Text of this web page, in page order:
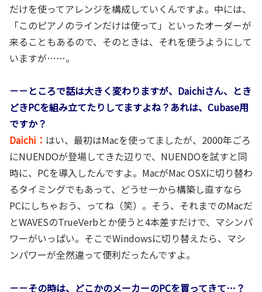
だけを使ってアレンジを構成していくんですよ。中には、
「このピアノのラインだけは使って」といったオーダーが
来ることもあるので、そのときは、それを使うようにして
いますが……。
－－ところで話は大きく変わりますが、Daichiさん、とき
どきPCを組み立てたりしてますよね？あれは、Cubase用
ですか？
Daichi： はい、最初はMacを使ってましたが、2000年ごろ
にNUENDOが登場してきた辺りで、NUENDOを試すと同
時に、PCを導入したんですよ。MacがMac OSXに切り替わ
るタイミングでもあって、どうせ一から構築し直すなら
PCにしちゃおう、ってね（笑）。そう、それまでのMacだ
とWAVESのTrueVerbとか使うと4本差すだけで、マシンパ
ワーがいっぱい。そこでWindowsに切り替えたら、マシ
ンパワーが全然違って便利だったんですよ。
－－その時は、どこかのメーカーのPCを買ってきて…？